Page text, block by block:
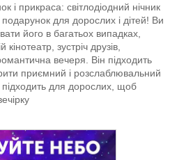
і прикраса: світлодіодний нічник
для дорослих і дітей! Ви
його в багатьох випадках,
зустріч друзів,
вечеря. Він підходить
приємний і розслаблювальний
підходить для дорослих, щоб